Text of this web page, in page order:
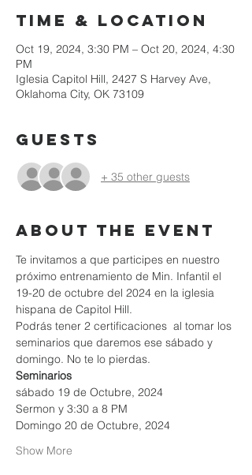
Time & Location
Oct 19, 2024, 3:30 PM – Oct 20, 2024, 4:30
PM
Iglesia Capitol Hill, 2427 S Harvey Ave,
Oklahoma City, OK 73109
Guests
+ 35 other guests
About the event
Te invitamos a que participes en nuestro
próximo entrenamiento de Min. Infantil el
19-20 de octubre del 2024 en la iglesia
hispana de Capitol Hill.
Podrás tener 2 certificaciones  al tomar los
seminarios que daremos ese sábado y
domingo. No te lo pierdas.
Seminarios
sábado 19 de Octubre, 2024
Sermon y 3:30 a 8 PM
Domingo 20 de Octubre, 2024
Show More